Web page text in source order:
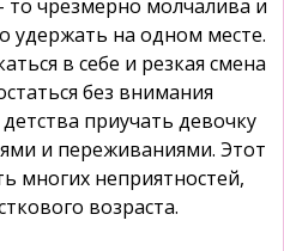
то чрезмерно молчалива и
удержать на одном месте.
в себе и резкая смена
без внимания
приучать девочку
и переживаниями. Этот
многих неприятностей,
возраста.